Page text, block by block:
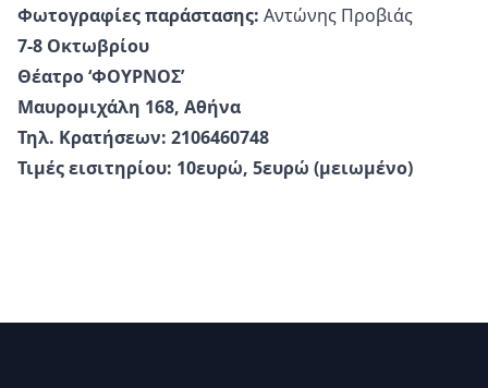
Φωτογραφίες παράστασης: Αντώνης Προβιάς
7-8 Οκτωβρίου
Θέατρο ‘ΦΟΥΡΝΟΣ’
Μαυρομιχάλη 168, Αθήνα
Τηλ. Κρατήσεων: 2106460748
Τιμές εισιτηρίου: 10ευρώ, 5ευρώ (μειωμένο)